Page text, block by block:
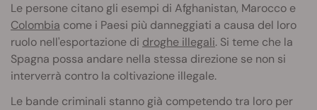
Le persone citano gli esempi di Afghanistan, Marocco e
Colombia come i Paesi più danneggiati a causa del loro
ruolo nell'esportazione di droghe illegali. Si teme che la
Spagna possa andare nella stessa direzione se non si
interverrà contro la coltivazione illegale.
Le bande criminali stanno già competendo tra loro per